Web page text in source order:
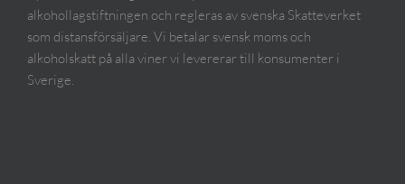
alkohollagstiftningen och regleras av svenska Skatteverket
som distansförsäljare. Vi betalar svensk moms och
alkoholskatt på alla viner vi levererar till konsumenter i
Sverige.